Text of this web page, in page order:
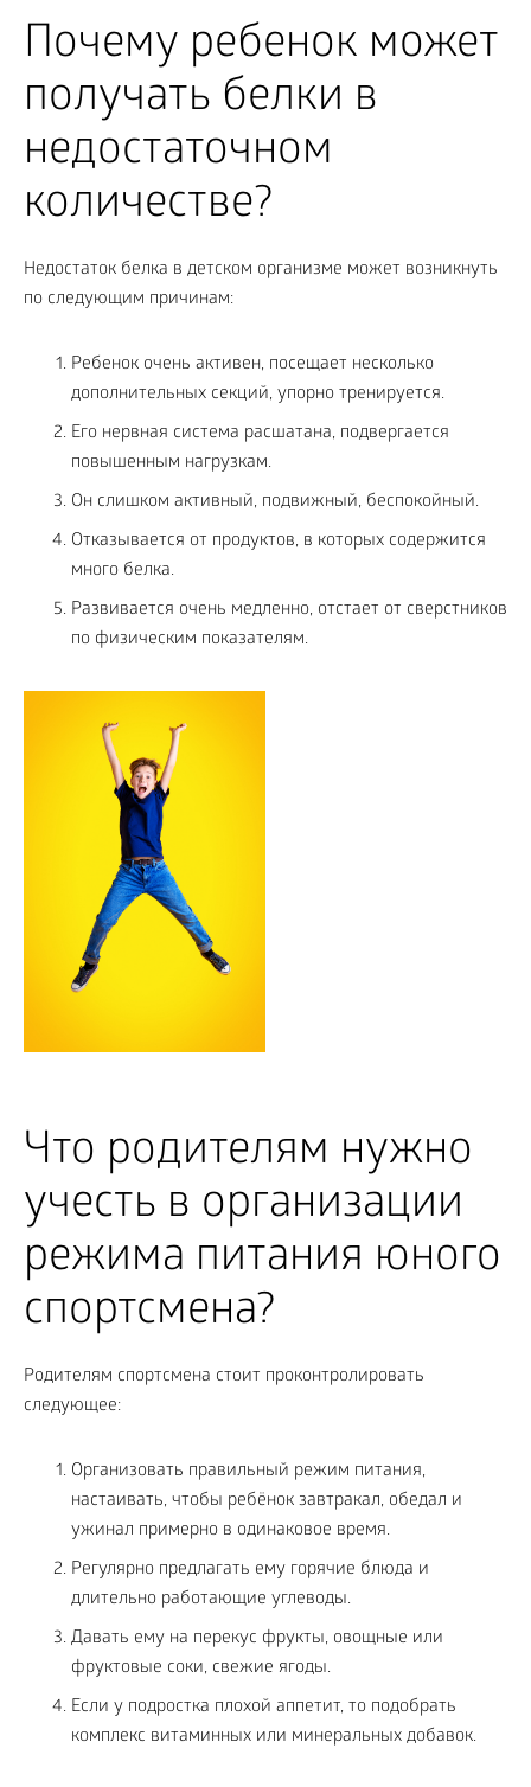
Почему ребенок может
получать белки в
недостаточном
количестве?
Недостаток белка в детском организме может возникнуть
по следующим причинам:
Ребенок очень активен, посещает несколько
дополнительных секций, упорно тренируется.
Его нервная система расшатана, подвергается
повышенным нагрузкам.
Он слишком активный, подвижный, беспокойный.
Отказывается от продуктов, в которых содержится
много белка.
Развивается очень медленно, отстает от сверстников
по физическим показателям.
Что родителям нужно
учесть в организации
режима питания юного
спортсмена?
Родителям спортсмена стоит проконтролировать
следующее:
Организовать правильный режим питания,
настаивать, чтобы ребёнок завтракал, обедал и
ужинал примерно в одинаковое время.
Регулярно предлагать ему горячие блюда и
длительно работающие углеводы.
Давать ему на перекус фрукты, овощные или
фруктовые соки, свежие ягоды.
Если у подростка плохой аппетит, то подобрать
комплекс витаминных или минеральных добавок.